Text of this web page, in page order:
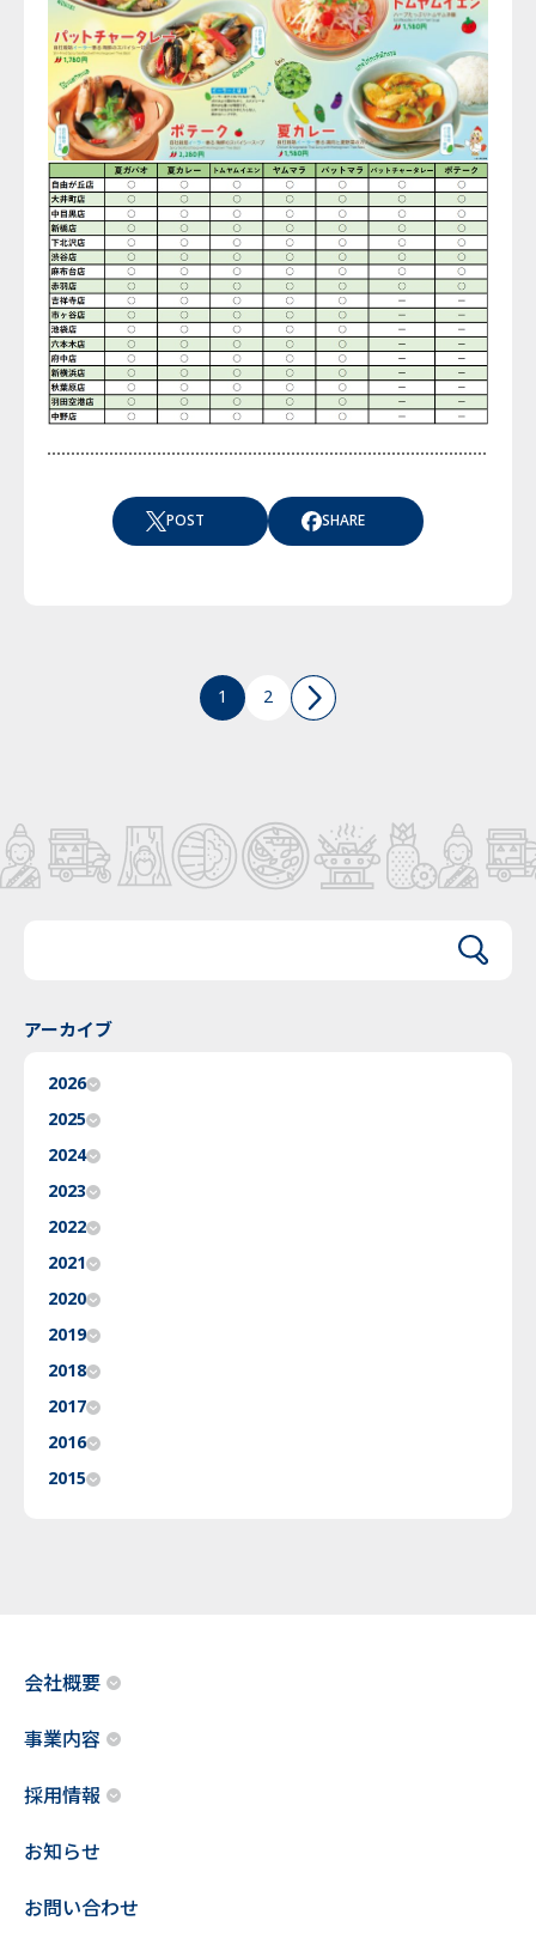
POST SHARE
1 2
アーカイブ
2026
2025
2024
2023
2022
2021
2020
2019
2018
2017
2016
2015
会社概要
事業内容
採用情報
お知らせ
お問い合わせ